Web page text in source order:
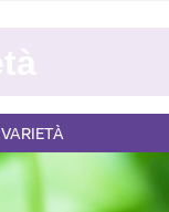
VARIETÀ